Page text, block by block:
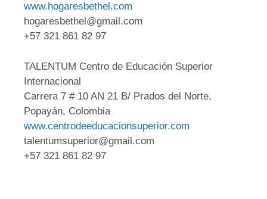
www.hogaresbethel.com
hogaresbethel@gmail.com
+57 321 861 82 97
TALENTUM Centro de Educación Superior
Internacional
Carrera 7 # 10 AN 21 B/ Prados del Norte,
Popayán, Colombia
www.centrodeeducacionsuperior.com
talentumsuperior@gmail.com
+57 321 861 82 97